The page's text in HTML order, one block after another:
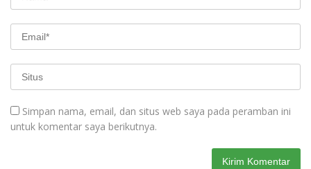
Simpan nama, email, dan situs web saya pada peramban ini
untuk komentar saya berikutnya.